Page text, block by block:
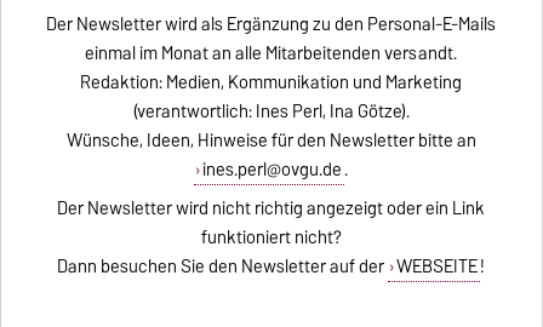
Der Newsletter wird als Ergänzung zu den Personal-E-Mails
einmal im Monat an alle Mitarbeitenden versandt.
Redaktion: Medien, Kommunikation und Marketing
(verantwortlich: Ines Perl, Ina Götze).
Wünsche, Ideen, Hinweise für den Newsletter bitte an
ines.perl@ovgu.de.
Der Newsletter wird nicht richtig angezeigt oder ein Link
funktioniert nicht?
Dann besuchen Sie den Newsletter auf der WEBSEITE!